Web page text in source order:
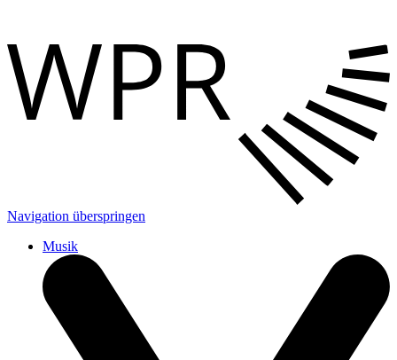
Navigation überspringen
Musik